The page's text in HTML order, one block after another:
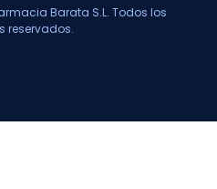
Barata S.L. Todos los
reservados.